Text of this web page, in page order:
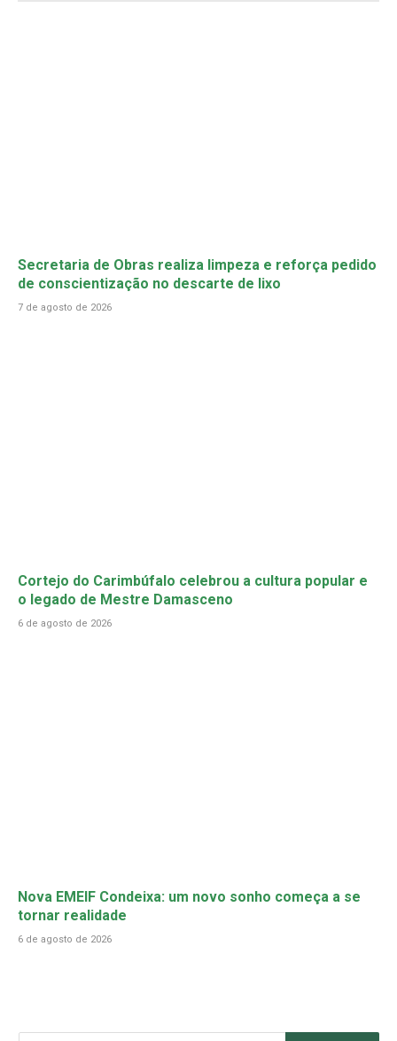
Secretaria de Obras realiza limpeza e reforça pedido
de conscientização no descarte de lixo
7 de agosto de 2026
Cortejo do Carimbúfalo celebrou a cultura popular e
o legado de Mestre Damasceno
6 de agosto de 2026
Nova EMEIF Condeixa: um novo sonho começa a se
tornar realidade
6 de agosto de 2026